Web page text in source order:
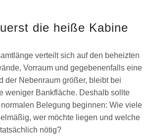
die heiße Kabine
verteilt sich auf den beheizten
Vorraum und gegebenenfalls eine
der Nebenraum größer, bleibt bei
weniger Bankfläche. Deshalb sollte
Belegung beginnen: Wie viele
wer möchte liegen und welche
nötig?